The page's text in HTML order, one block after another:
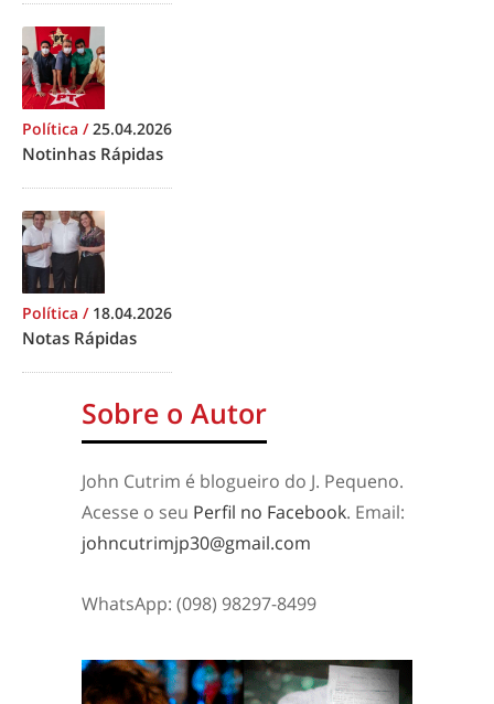
Política /25.04.2026
Notinhas Rápidas
Política / 18.04.2026
Notas Rápidas
Sobre o Autor
John Cutrim é blogueiro do J. Pequeno.
Acesse o seu Perfil no Facebook. Email:
johncutrimjp30@gmail.com
WhatsApp: (098) 98297-8499